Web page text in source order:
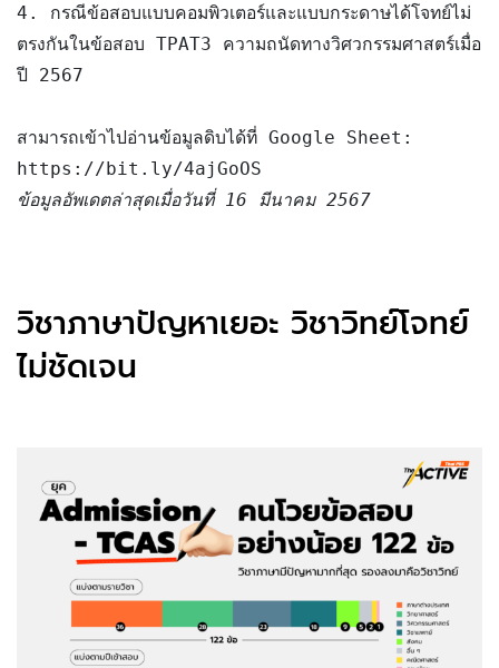
4. กรณีข้อสอบแบบคอมพิวเตอร์และแบบกระดาษได้โจทย์ไม่
ตรงกันในข้อสอบ TPAT3 ความถนัดทางวิศวกรรมศาสตร์เมื่อ
ปี 2567
สามารถเข้าไปอ่านข้อมูลดิบได้ที่ Google Sheet:
ข้อมูลอัพเดตล่าสุดเมื่อวันที่ 16 มีนาคม 2567
วิชาภาษาปัญหาเยอะ วิชาวิทย์โจทย์
ไม่ชัดเจน